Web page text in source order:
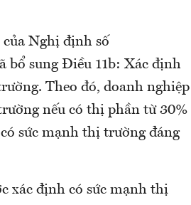
của Nghị định số
bổ sung Điều 11b: Xác định
Theo đó, doanh nghiệp
nếu có thị phần từ 30%
sức mạnh thị trường đáng
xác định có sức mạnh thị